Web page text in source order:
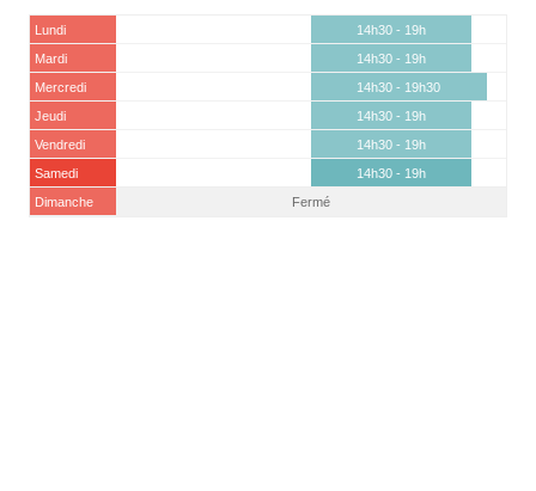
Lundi
14h30 - 19h
Mardi
14h30 - 19h
Mercredi
14h30 - 19h30
Jeudi
14h30 - 19h
Vendredi
14h30 - 19h
Samedi
14h30 - 19h
Dimanche
Fermé